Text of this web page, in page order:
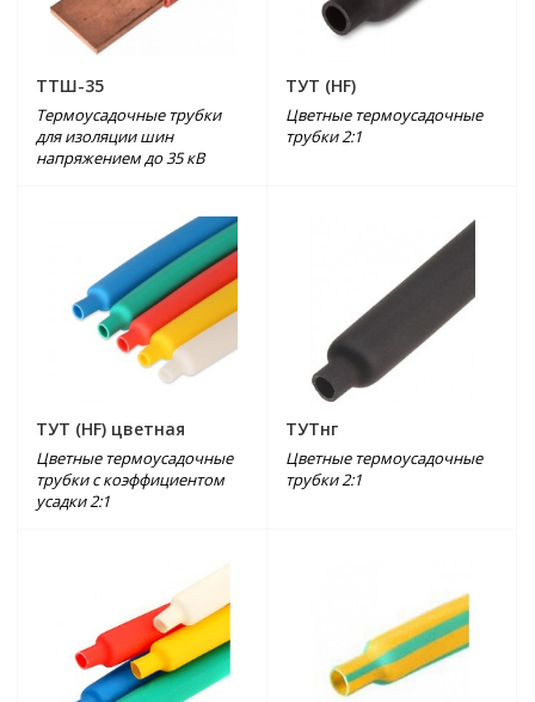
ТТШ-35
Термоусадочные трубки
для изоляции шин
напряжением до 35 кВ
ТУТ (HF)
Цветные термоусадочные
трубки 2:1
ТУТ (HF) цветная
Цветные термоусадочные
трубки с коэффициентом
усадки 2:1
ТУТнг
Цветные термоусадочные
трубки 2:1